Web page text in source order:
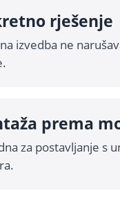
rješenje
izvedba ne
prema
za postavljanje s